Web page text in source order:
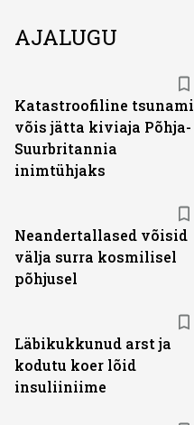
AJALUGU
Katastroofiline tsunami
võis jätta kiviaja Põhja-
Suurbritannia
inimtühjaks
Neandertallased võisid
välja surra kosmilisel
põhjusel
Läbikukkunud arst ja
kodutu koer lõid
insuliiniime